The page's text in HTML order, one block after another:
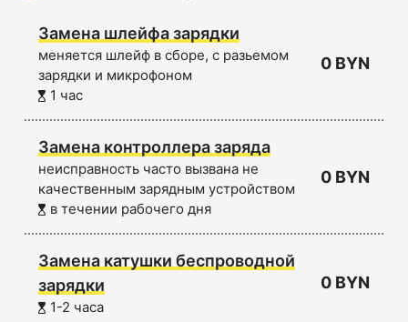
Замена шлейфа зарядки
меняется шлейф в сборе, с разьемом
зарядки и микрофоном
1 час
0 BYN
Замена контроллера заряда
неисправность часто вызвана не
качественным зарядным устройством
в течении рабочего дня
0 BYN
Замена катушки беспроводной
зарядки
1-2 часа
0 BYN